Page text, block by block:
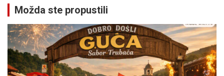
Možda ste propustili